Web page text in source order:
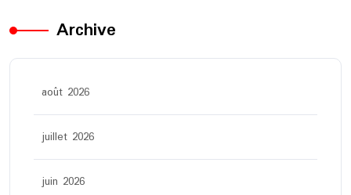
Archive
août 2026
juillet 2026
juin 2026